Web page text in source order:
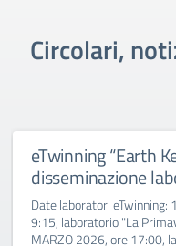
Circolari,
eTwinning “Earth
disseminazione
Date laboratori eTwinning:
9:15, laboratorio "La
MARZO 2026, ore 17:00,